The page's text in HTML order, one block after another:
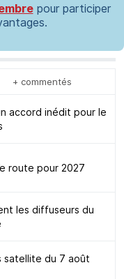
pour participer
+ commentés
accord inédit pour le
route pour 2027
les diffuseurs du
satellite du 7 août